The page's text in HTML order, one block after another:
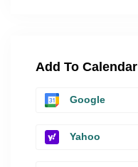
Add To Calendar
Google
Yahoo